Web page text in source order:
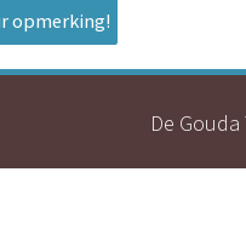
opmerking!
De